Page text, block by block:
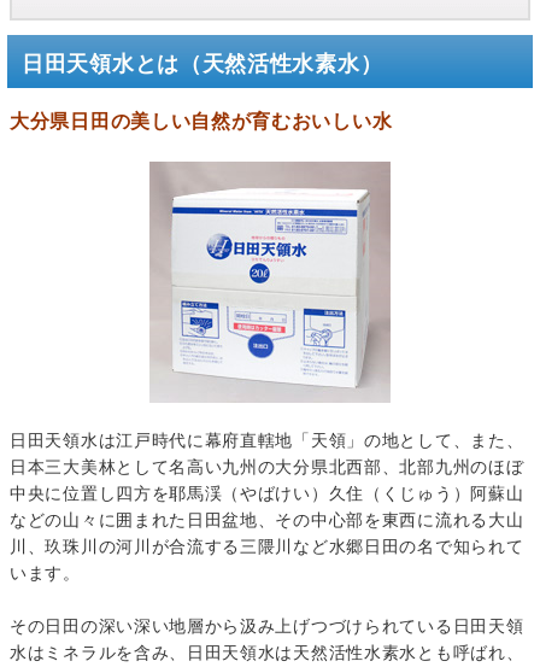
日田天領水とは（天然活性水素水）
大分県日田の美しい自然が育むおいしい水
日田天領水は江戸時代に幕府直轄地「天領」の地として、また、
日本三大美林として名高い九州の大分県北西部、北部九州のほぼ
中央に位置し四方を耶馬渓（やばけい）久住（くじゅう）阿蘇山
などの山々に囲まれた日田盆地、その中心部を東西に流れる大山
川、玖珠川の河川が合流する三隈川など水郷日田の名で知られて
います。
その日田の深い深い地層から汲み上げつづけられている日田天領
水はミネラルを含み、日田天領水は天然活性水素水とも呼ばれ、